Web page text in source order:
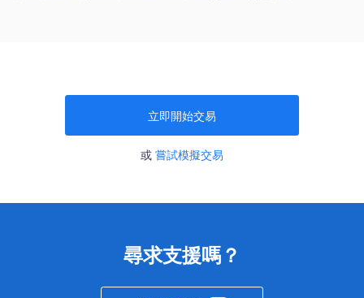
立即開始交易
或 嘗試模擬交易
尋求支援嗎？